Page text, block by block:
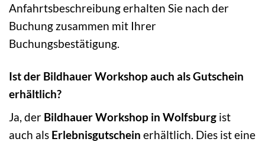
Anfahrtsbeschreibung erhalten Sie nach der
Buchung zusammen mit Ihrer
Buchungsbestätigung.
Ist der Bildhauer Workshop auch als Gutschein
erhältlich?
Ja, der Bildhauer Workshop in Wolfsburg ist
auch als Erlebnisgutschein erhältlich. Dies ist eine